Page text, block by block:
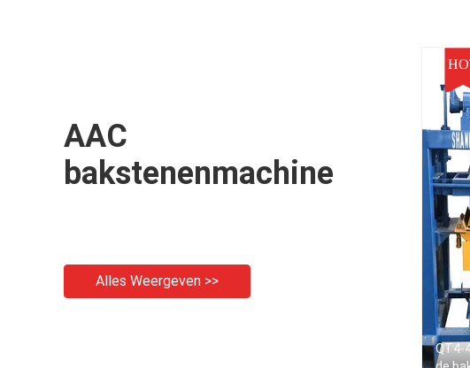
AAC
bakstenenmachine
Alles Weergeven >>
QT4-